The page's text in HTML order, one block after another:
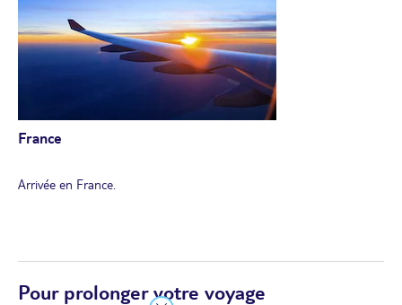
France
Arrivée en France.
Pour prolonger votre voyage